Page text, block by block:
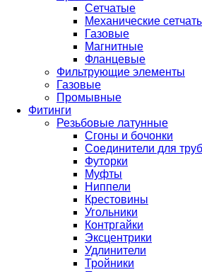
Сетчатые
Механические
Газовые
Магнитные
Фланцевые
Фильтрующие элементы
Газовые
Промывные
Фитинги
Резьбовые латунные
Сгоны и бочонки
Соединители для
Футорки
Муфты
Ниппели
Крестовины
Угольники
Контргайки
Эксцентрики
Удлинители
Тройники